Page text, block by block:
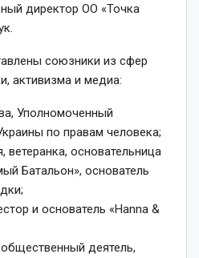
директор ОО «Точка
союзники из сфер
активизма и медиа:
Уполномоченный
по правам человека;
ветеранка, основательница
Батальон», основатель
и основатель «Hanna &
деятель,